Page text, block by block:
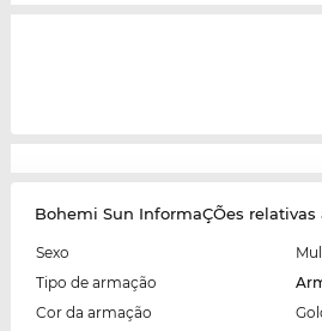
Bohemi Sun InformaÇÕes relativas
Sexo
Tipo de armação
Cor da armação